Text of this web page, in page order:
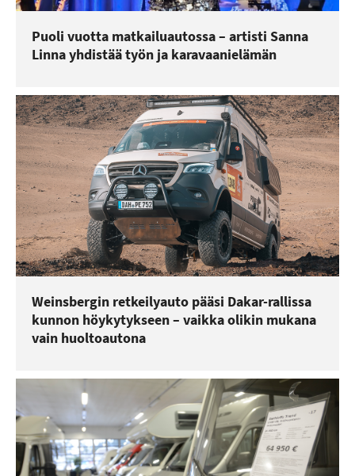
Puoli vuotta matkailuautossa – artisti Sanna
Linna yhdistää työn ja karavaanielämän
Weinsbergin retkeilyauto pääsi Dakar-rallissa
kunnon höykytykseen – vaikka olikin mukana
vain huoltoautona